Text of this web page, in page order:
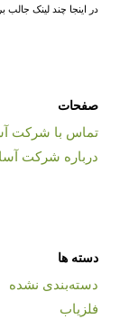
در اینجا چند لینک جالب
صفحات
تماس با شرکت
درباره شرکت
دسته ها
دسته‌بندی نشده
فلزیاب